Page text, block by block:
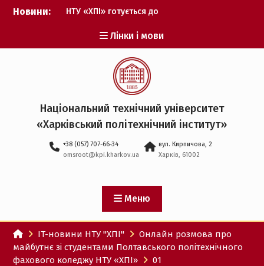
Перейти
Новини:
НТУ «ХПІ» готується до
Музичні таланти ХПІ
запрошуються на
Всеукраїнський
фестиваль «Червона
рута – 2027»
ХПІ уклав угоду про
партнерство з ДержНДІ
технологій кібербезпеки
Головнокомандувачем
Збройних Сил України
участю ХПІ обговорили
перспективи українсько-
іспанського
технологічного
партнерства
Лінки і мови
Національний технічний університет
«Харківський політехнічний iнститут»
+38 (057) 707-66-34
omsroot@kpi.kharkov.ua
вул. Кирпичова, 2
Харків, 61002
Меню
IT-новини НТУ "ХПІ"
Онлайн розмова про
майбутнє зі студентами Полтавського політехнічного
фахового коледжу НТУ «ХПІ»
01